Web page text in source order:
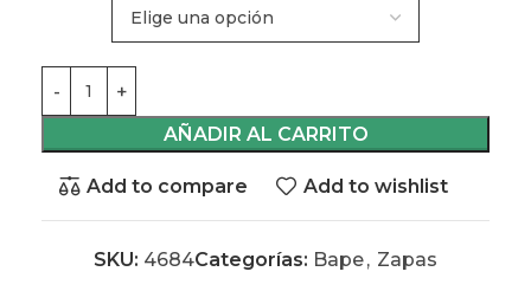
AÑADIR AL CARRITO
Add to compare Add to wishlist
SKU: 4684Categorías: Bape, Zapas